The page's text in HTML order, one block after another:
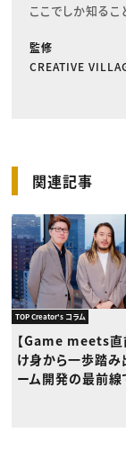
ここでしか知るこ
監修
CREATIVE
関連記事
TOP Creator's コラム
【Game meets直
け身から一歩踏
ーム開発の最前線